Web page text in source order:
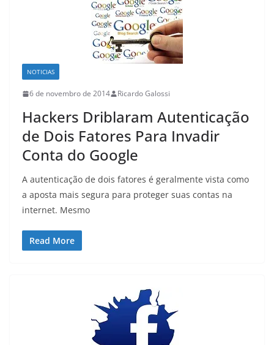
NOTICIAS
6 de novembro de 2014 Ricardo Galossi
Hackers Driblaram Autenticação
de Dois Fatores Para Invadir
Conta do Google
A autenticação de dois fatores é geralmente vista como
a aposta mais segura para proteger suas contas na
internet. Mesmo
Read More